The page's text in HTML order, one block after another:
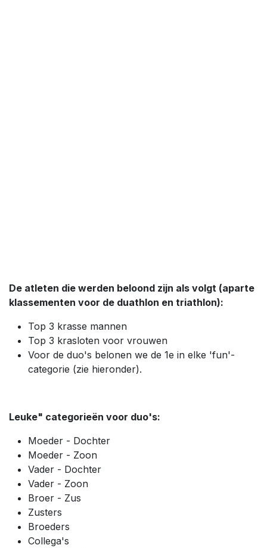
De atleten die werden beloond zijn als volgt (aparte
klassementen voor de duathlon en triathlon):
Top 3 krasse mannen
Top 3 krasloten voor vrouwen
Voor de duo's belonen we de 1e in elke 'fun'-
categorie (zie hieronder).
Leuke" categorieën voor duo's:
Moeder - Dochter
Moeder - Zoon
Vader - Dochter
Vader - Zoon
Broer - Zus
Zusters
Broeders
Collega's